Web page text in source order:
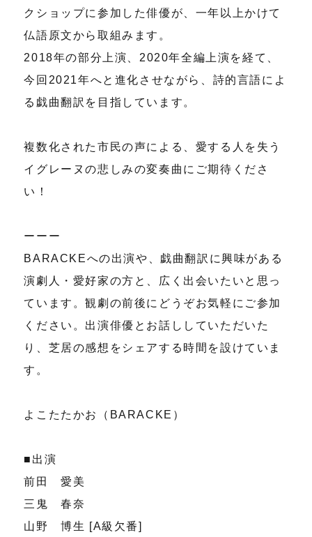
クショップに参加した俳優が、一年以上かけて
仏語原文から取組みます。
2018年の部分上演、2020年全編上演を経て、
今回2021年へと進化させながら、詩的言語によ
る戯曲翻訳を目指しています。
複数化された市民の声による、愛する人を失う
イグレーヌの悲しみの変奏曲にご期待くださ
い！
ーーー
BARACKEへの出演や、戯曲翻訳に興味がある
演劇人・愛好家の方と、広く出会いたいと思っ
ています。観劇の前後にどうぞお気軽にご参加
ください。出演俳優とお話ししていただいた
り、芝居の感想をシェアする時間を設けていま
す。
よこたたかお（BARACKE）
■出演
前田 愛美
三鬼 春奈
山野 博生 [A級欠番]